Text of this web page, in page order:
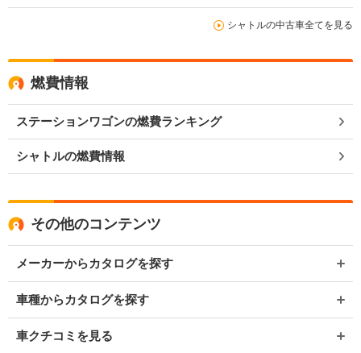
シャトルの中古車全てを見る
燃費情報
ステーションワゴンの燃費ランキング
シャトルの燃費情報
その他のコンテンツ
メーカーからカタログを探す
車種からカタログを探す
車クチコミを見る